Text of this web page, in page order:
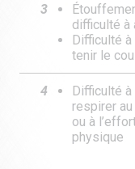
3
difficulté à
Difficulté à
tenir le
4
Difficulté à
respirer
ou à
physique